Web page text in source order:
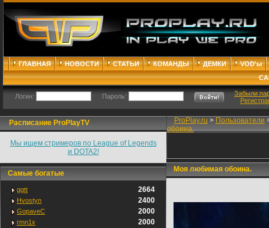
ГЛАВНАЯ НОВОСТИ СТАТЬИ КОМАНДЫ ДЕМКИ
VOD'ы
Логин: Пароль:
Забыли
Расписание ProPlayTV
Мы ищем стримеров по League of Legends
и DOTA2!
Самые богатые
ggtt 2664
Hvostyn 2400
GopaveC 2000
rmn1x 2000
ProPlay.ru > Пользователи
обоина.
Моя любимая обоина.